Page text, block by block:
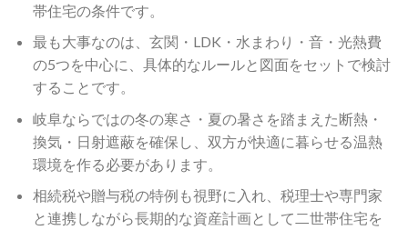
帯住宅の条件です。
最も大事なのは、玄関・LDK・水まわり・音・光熱費
の5つを中心に、具体的なルールと図面をセットで検討
することです。
岐阜ならではの冬の寒さ・夏の暑さを踏まえた断熱・
換気・日射遮蔽を確保し、双方が快適に暮らせる温熱
環境を作る必要があります。
相続税や贈与税の特例も視野に入れ、税理士や専門家
と連携しながら長期的な資産計画として二世帯住宅を